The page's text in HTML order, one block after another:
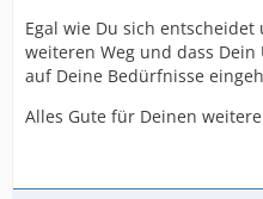
Egal wie Du sich
weiteren Weg und dass
auf Deine Bedürfnisse
Alles Gute für Deinen